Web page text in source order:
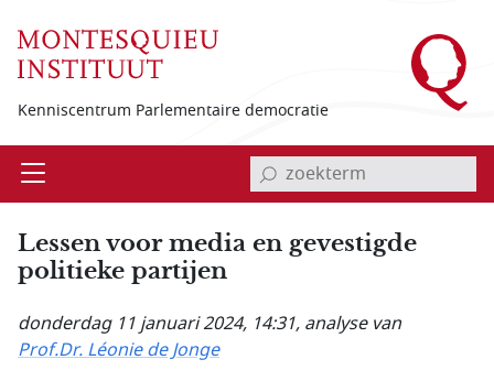
Kenniscentrum Parlementaire democratie
Open invoerveld zoekterm
Lessen voor media en gevestigde
politieke partijen
donderdag 11 januari 2024, 14:31, analyse van
Prof.Dr. Léonie de Jonge